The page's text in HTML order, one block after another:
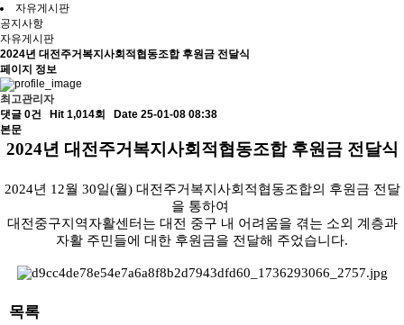
자유게시판
공지사항
자유게시판
2024년 대전주거복지사회적협동조합 후원금 전달식
페이지 정보
최고관리자
댓글 0건
Hit 1,014회
Date 25-01-08 08:38
본문
2024년 대전주거복지사회적협동조합 후원금 전달식
2024년 12월 30일(월) 대전주거복지사회적협동조합의 후원금 전달
을 통하여
대전중구지역자활센터는 대전 중구 내 어려움을 겪는 소외 계층과
자활 주민들에 대한 후원금을 전달해 주었습니다.
목록